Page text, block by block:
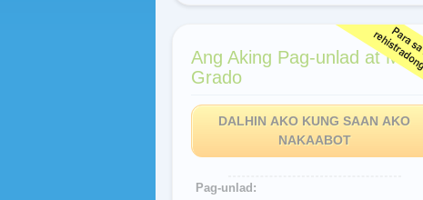
Ang Aking Pag-unlad at Mga
Grado
DALHIN AKO KUNG SAAN AKO
NAKAABOT
Pag-unlad: